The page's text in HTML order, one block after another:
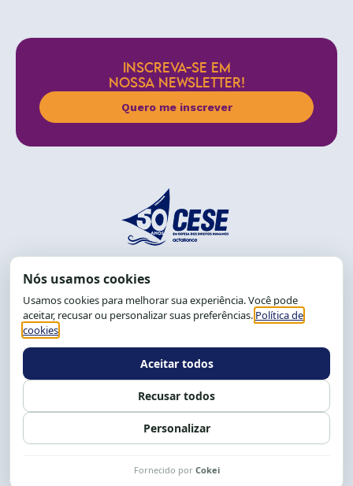
INSCREVA-SE EM
NOSSA NEWSLETTER!
Quero me inscrever
End.: R. da Graça, 150. Graça
CEP: 40.150-055
Salvador-BA, Brasil.
Tel.: (71) 2104-5457, Cel.: (71) 9 9239-2104 ou 2105
Expediente: 8h às 12h e 13 às 17h.
Siga nossas redes Fale conosco